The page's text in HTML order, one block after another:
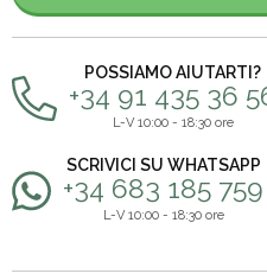
POSSIAMO AIUTARTI?
+34 91 435 36
L-V 10:00 - 18:30 ore
SCRIVICI SU WHATSAPP
+34 683 185 759
L-V 10:00 - 18:30 ore